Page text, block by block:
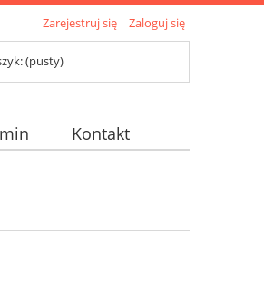
Zarejestruj się Zaloguj się
(pusty)
Kontakt